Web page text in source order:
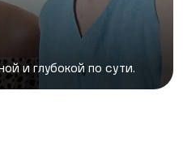
и глубокой по сути.